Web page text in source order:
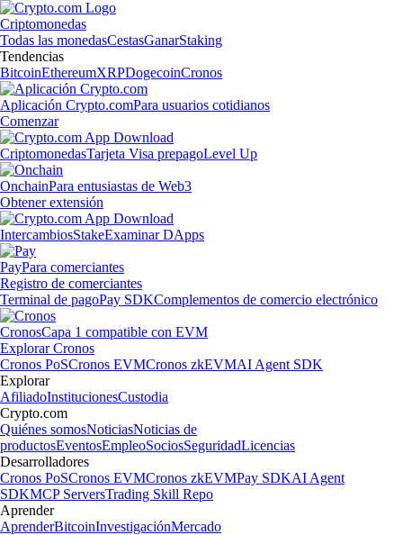
Criptomonedas
Todas las monedasCestasGanarStaking
Tendencias
BitcoinEthereumXRPDogecoinCronos
Aplicación Crypto.comPara usuarios cotidianos
Comenzar
CriptomonedasTarjeta Visa prepagoLevel Up
OnchainPara entusiastas de Web3
Obtener extensión
IntercambiosStakeExaminar DApps
PayPara comerciantes
Registro de comerciantes
Terminal de pagoPay SDKComplementos de comercio electrónico
CronosCapa 1 compatible con EVM
Explorar Cronos
Cronos PoSCronos EVMCronos zkEVMAI Agent SDK
Explorar
AfiliadoInstitucionesCustodia
Crypto.com
Quiénes somosNoticiasNoticias de
productosEventosEmpleoSociosSeguridadLicencias
Desarrolladores
Cronos PoSCronos EVMCronos zkEVMPay SDKAI Agent
SDKMCP ServersTrading Skill Repo
Aprender
AprenderBitcoinInvestigaciónMercado